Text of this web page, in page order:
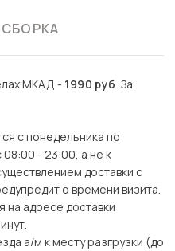
СБОРКА
МКАД - 1990 руб. За
с понедельника по
08:00 - 23:00, а не к
доставки с
о времени визита.
на адресе доставки
а/м к месту разгрузки (до